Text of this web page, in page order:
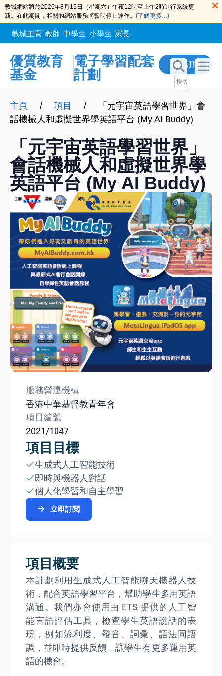
教城網站將於2026年8月15日（星期六）午夜12時至上午2時進行系統更
新。在此期間，相關的網站服務將暫時停止運作。 (了解更多…)
教城主頁 教師 中學生 小學生 家長
優質教育
基金
電子學習配套
計劃
立即訂閲
主頁 / 項目 /
「元宇宙英語學習世界」會
話機械人和虛擬世界學英語平台 (My AI Buddy)
「元宇宙英語學習世界」
會話機械人和虛擬世界學
英語平台 (My AI Buddy)
服務營運機構
香港中華基督教青年會
項目編號
2021/1047
項目目標
生成式人工智能技術
即時與機器人對話
個人化學習和自主學習
立即訂閲
項目概要
本計劃利用生成式人工智能聊天機器人技
術，配合英語學習平台，幫助學生多用英語
溝通。我們亦會使用由 ETS 提供的人工智
能言語評估工具，檢查學生英語說話的表
現，例如流利度、發音、詞彙、語法同語
調，並即時提供反饋，讓學生有更多運用英
語的機會。